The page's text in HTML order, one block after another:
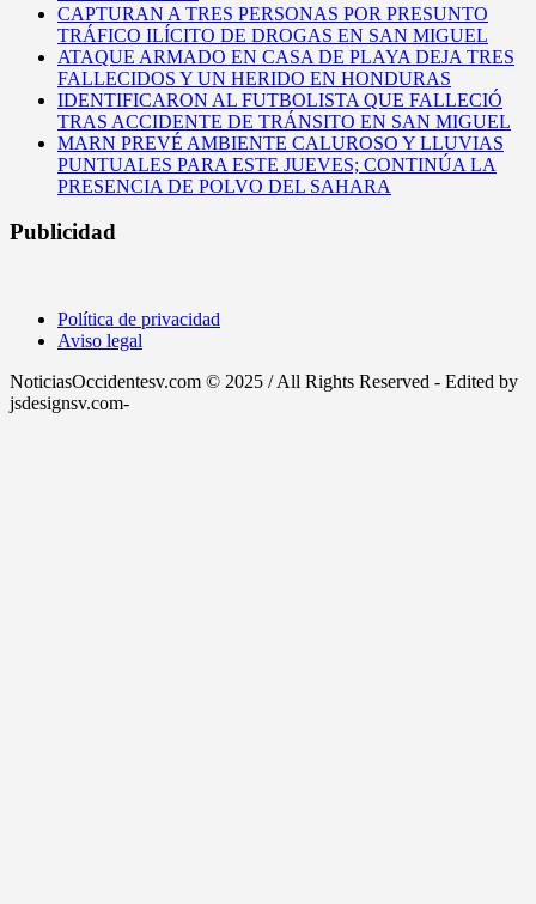
CAPTURAN A TRES PERSONAS POR PRESUNTO
TRÁFICO ILÍCITO DE DROGAS EN SAN MIGUEL
ATAQUE ARMADO EN CASA DE PLAYA DEJA TRES
FALLECIDOS Y UN HERIDO EN HONDURAS
IDENTIFICARON AL FUTBOLISTA QUE FALLECIÓ
TRAS ACCIDENTE DE TRÁNSITO EN SAN MIGUEL
MARN PREVÉ AMBIENTE CALUROSO Y LLUVIAS
PUNTUALES PARA ESTE JUEVES; CONTINÚA LA
PRESENCIA DE POLVO DEL SAHARA
Publicidad
Política de privacidad
Aviso legal
NoticiasOccidentesv.com © 2025 / All Rights Reserved - Edited by
jsdesignsv.com-